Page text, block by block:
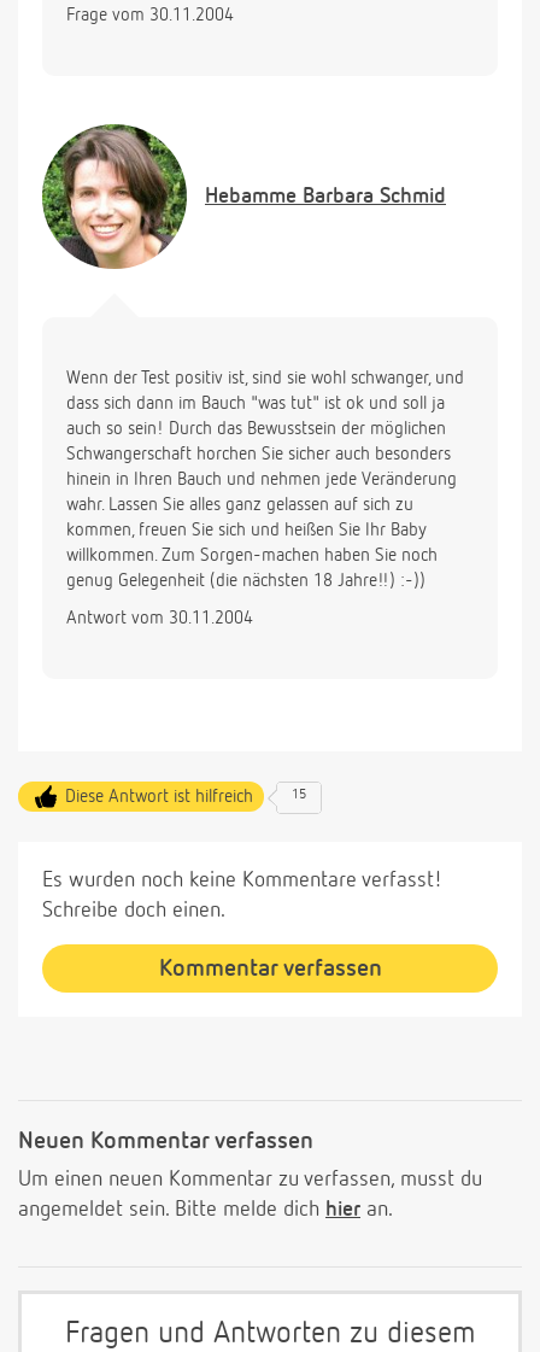
Frage vom 30.11.2004
Hebamme Barbara Schmid
Wenn der Test positiv ist, sind sie wohl schwanger, und
dass sich dann im Bauch "was tut" ist ok und soll ja
auch so sein! Durch das Bewusstsein der möglichen
Schwangerschaft horchen Sie sicher auch besonders
hinein in Ihren Bauch und nehmen jede Veränderung
wahr. Lassen Sie alles ganz gelassen auf sich zu
kommen, freuen Sie sich und heißen Sie Ihr Baby
willkommen. Zum Sorgen-machen haben Sie noch
genug Gelegenheit (die nächsten 18 Jahre!!) :-))
Antwort vom 30.11.2004
Diese Antwort ist hilfreich 15
Es wurden noch keine Kommentare verfasst!
Schreibe doch einen.
Kommentar verfassen
Neuen Kommentar verfassen
Um einen neuen Kommentar zu verfassen, musst du
angemeldet sein. Bitte melde dich hier an.
Fragen und Antworten zu diesem